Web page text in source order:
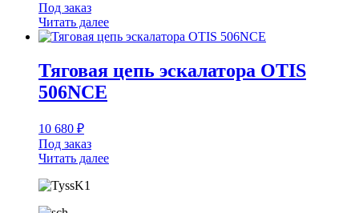
Под заказ
Читать далее
Тяговая цепь эскалатора OTIS
506NCE
10 680 ₽
Под заказ
Читать далее